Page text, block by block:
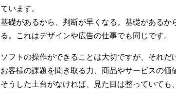
ています。
基礎があるから、判断が早くなる。基礎がある
る。これはデザインや広告の仕事でも同じです。
ソフトの操作ができることは大切ですが、それだ
お客様の課題を聞き取る力、商品やサービスの価
そうした土台がなければ、見た目は整っていて